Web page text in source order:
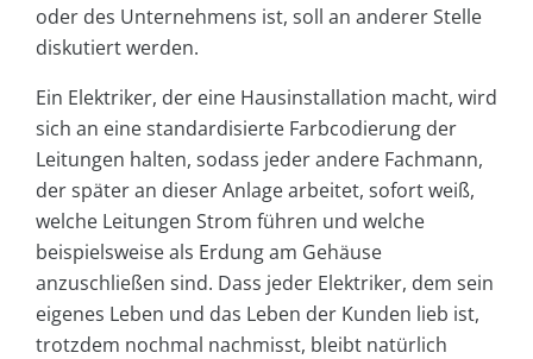
oder des Unternehmens ist, soll an anderer Stelle
diskutiert werden.
Ein Elektriker, der eine Hausinstallation macht, wird
sich an eine standardisierte Farbcodierung der
Leitungen halten, sodass jeder andere Fachmann,
der später an dieser Anlage arbeitet, sofort weiß,
welche Leitungen Strom führen und welche
beispielsweise als Erdung am Gehäuse
anzuschließen sind. Dass jeder Elektriker, dem sein
eigenes Leben und das Leben der Kunden lieb ist,
trotzdem nochmal nachmisst, bleibt natürlich